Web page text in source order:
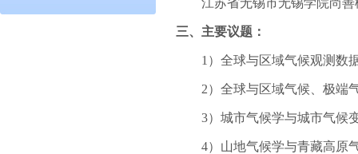
江苏省无锡市无锡学院尚善
三、主要议题：
1 ）全球与区域气候观测数
2）全球与区域气候、极端
3）城市气候学与城市气候
4）山地气候学与青藏高原